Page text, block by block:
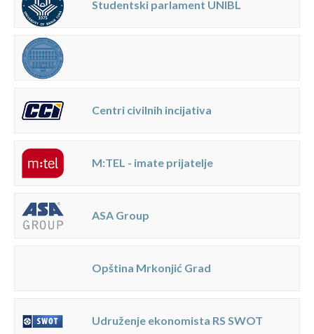
Studentski parlament UNIBL
Centri civilnih incijativa
M:TEL - imate prijatelje
ASA Group
Opština Mrkonjić Grad
Udruženje ekonomista RS SWOT